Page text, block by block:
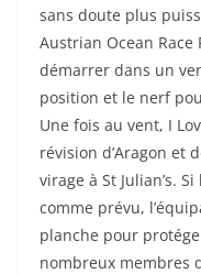
sans doute plus
Austrian Ocean
démarrer dans un
position et le nerf
Une fois au vent, I
révision d’Aragon et
virage à St Julian’s.
comme prévu,
planche pour
nombreux membres